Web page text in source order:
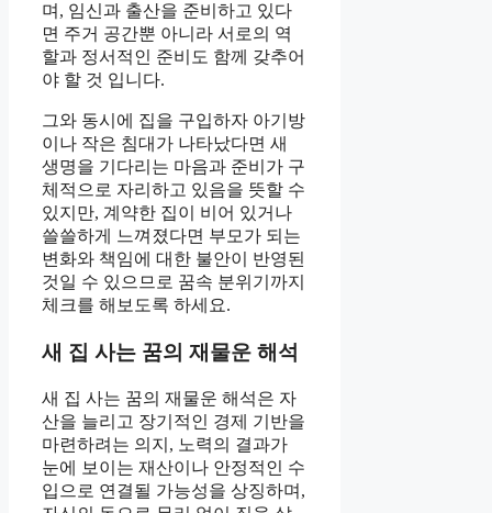
며, 임신과 출산을 준비하고 있다
면 주거 공간뿐 아니라 서로의 역
할과 정서적인 준비도 함께 갖추어
야 할 것 입니다.
그와 동시에 집을 구입하자 아기방
이나 작은 침대가 나타났다면 새
생명을 기다리는 마음과 준비가 구
체적으로 자리하고 있음을 뜻할 수
있지만, 계약한 집이 비어 있거나
쓸쓸하게 느껴졌다면 부모가 되는
변화와 책임에 대한 불안이 반영된
것일 수 있으므로 꿈속 분위기까지
체크를 해보도록 하세요.
새 집 사는 꿈의 재물운 해석
새 집 사는 꿈의 재물운 해석은 자
산을 늘리고 장기적인 경제 기반을
마련하려는 의지, 노력의 결과가
눈에 보이는 재산이나 안정적인 수
입으로 연결될 가능성을 상징하며,